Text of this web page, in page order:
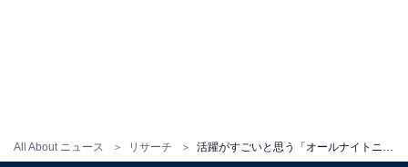
All About ニュース リサーチ